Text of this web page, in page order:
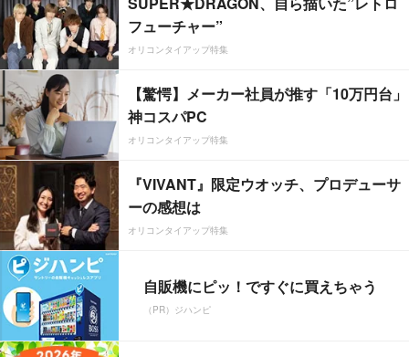
フューチャー”
オリコンタイアップ特集
【驚愕】メーカー社員が推す「10万円台」
神コスパPC
オリコンタイアップ特集
『VIVANT』限定ウオッチ、プロデューサ
ーの感想は
オリコンタイアップ特集
自販機にピッ！ですぐに買えちゃう
（PR）ジハンピ